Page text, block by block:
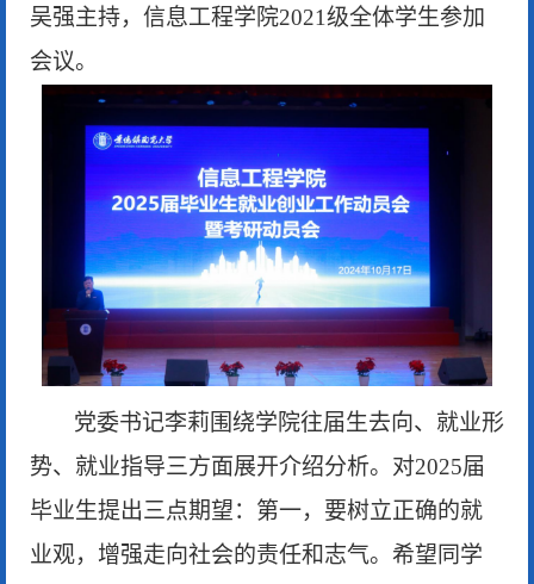
吴强主持，信息工程学院2021级全体学生参加
会议。
党委书记李莉围绕学院往届生去向、就业形
势、就业指导三方面展开介绍分析。对2025届
毕业生提出三点期望：第一，要树立正确的就
业观，增强走向社会的责任和志气。希望同学